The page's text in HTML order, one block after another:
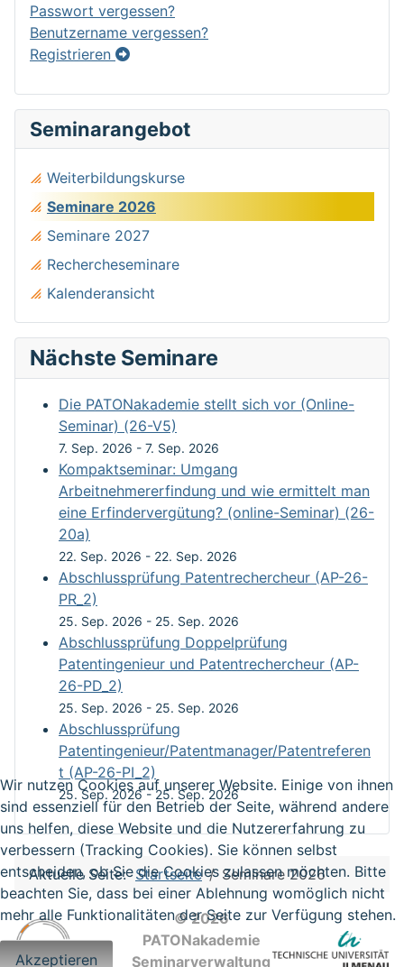
Passwort vergessen?
Benutzername vergessen?
Registrieren
Seminarangebot
Weiterbildungskurse
Seminare 2026
Seminare 2027
Rechercheseminare
Kalenderansicht
Nächste Seminare
Die PATONakademie stellt sich vor (Online-
Seminar) (26-V5)
7. Sep. 2026 - 7. Sep. 2026
Kompaktseminar: Umgang
Arbeitnehmererfindung und wie ermittelt man
eine Erfindervergütung? (online-Seminar) (26-
20a)
22. Sep. 2026 - 22. Sep. 2026
Abschlussprüfung Patentrechercheur (AP-26-
PR_2)
25. Sep. 2026 - 25. Sep. 2026
Abschlussprüfung Doppelprüfung
Patentingenieur und Patentrechercheur (AP-
26-PD_2)
25. Sep. 2026 - 25. Sep. 2026
Abschlussprüfung
Patentingenieur/Patentmanager/Patentreferen
t (AP-26-PI_2)
25. Sep. 2026-25. Sep. 2026
Aktuelle Seite:Startseite Seminare 2026
© 2026
PATONakademie
Seminarverwaltung
Wir nutzen Cookies auf unserer Website. Einige von ihnen
sind essenziell für den Betrieb der Seite, während andere
uns helfen, diese Website und die Nutzererfahrung zu
verbessern (Tracking Cookies). Sie können selbst
entscheiden, ob Sie die Cookies zulassen möchten. Bitte
beachten Sie, dass bei einer Ablehnung womöglich nicht
mehr alle Funktionalitäten der Seite zur Verfügung stehen.
Akzeptieren